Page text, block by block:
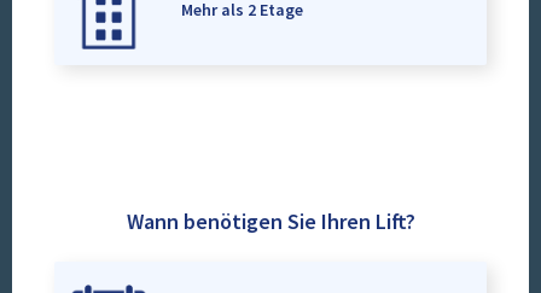
Mehr als 2 Etage
Wann benötigen Sie Ihren Lift?